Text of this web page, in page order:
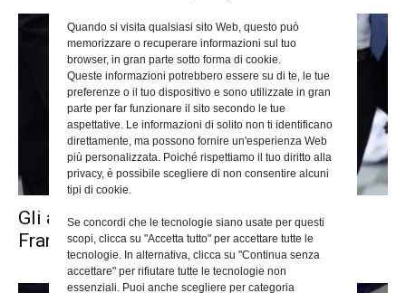
Quando si visita qualsiasi sito Web, questo può
memorizzare o recuperare informazioni sul tuo
browser, in gran parte sotto forma di cookie.
Queste informazioni potrebbero essere su di te, le tue
preferenze o il tuo dispositivo e sono utilizzate in gran
parte per far funzionare il sito secondo le tue
aspettative. Le informazioni di solito non ti identificano
direttamente, ma possono fornire un'esperienza Web
più personalizzata. Poiché rispettiamo il tuo diritto alla
privacy, è possibile scegliere di non consentire alcuni
tipi di cookie.
Se concordi che le tecnologie siano usate per questi
scopi, clicca su "Accetta tutto" per accettare tutte le
tecnologie. In alternativa, clicca su "Continua senza
accettare" per rifiutare tutte le tecnologie non
essenziali. Puoi anche scegliere per categoria
Gli auguri di buon compleanno a Papa
Francesco dalla diocesi di...